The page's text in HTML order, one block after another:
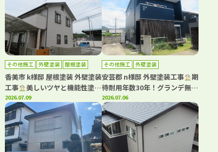
その他施工 外壁塗装 屋根塗装
香美市 k様邸 屋根塗装 外壁塗装
工事
美しいツヤと機能性塗料
でお家を守る塗装です
2026.07.09
その他施工 外壁塗装
安芸郡 n様邸 外壁塗装工事
期
待耐用年数30年！グランデ無機
で塗装(^^♪ネイビーで上質で
落ち着いた雰囲気に
2026.07.06